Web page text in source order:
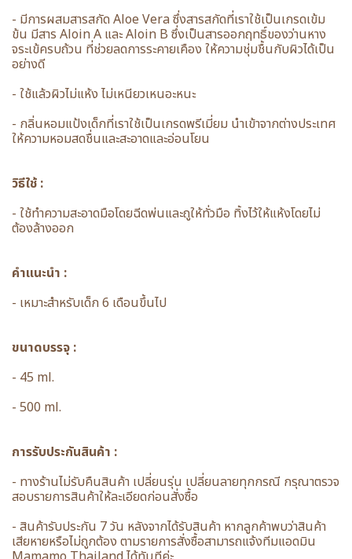
- มีการผสมสารสกัด Aloe Vera ซึ่งสารสกัดที่เราใช้เป็นเกรดเข้ม
ข้น มีสาร Aloin A และ Aloin B ซึ่งเป็นสารออกฤทธิ์ของว่านหาง
จระเข้ครบถ้วน ที่ช่วยลดการระคายเคือง ให้ความชุ่มชื้นกับผิวได้เป็น
อย่างดี
- ใช้แล้วผิวไม่แห้ง ไม่เหนียวเหนอะหนะ
- กลิ่นหอมแป้งเด็กที่เราใช้เป็นเกรดพรีเมี่ยม นำเข้าจากต่างประเทศ
ให้ความหอมสดชื่นและสะอาดและอ่อนโยน
วิธีใช้ :
- ใช้ทำความสะอาดมือโดยฉีดพ่นและถูให้ทั่วมือ ทิ้งไว้ให้แห้งโดยไม่
ต้องล้างออก
คำแนะนำ :
- เหมาะสำหรับเด็ก 6 เดือนขึ้นไป
ขนาดบรรจุ :
- 45 ml.
- 500 ml.
การรับประกันสินค้า :
- ทางร้านไม่รับคืนสินค้า เปลี่ยนรุ่น เปลี่ยนลายทุกกรณี กรุณาตรวจ
สอบรายการสินค้าให้ละเอียดก่อนสั่งซื้อ
- สินค้ารับประกัน 7 วัน หลังจากได้รับสินค้า หากลูกค้าพบว่าสินค้า
เสียหายหรือไม่ถูกต้อง ตามรายการสั่งซื้อสามารถแจ้งทีมแอดมิน